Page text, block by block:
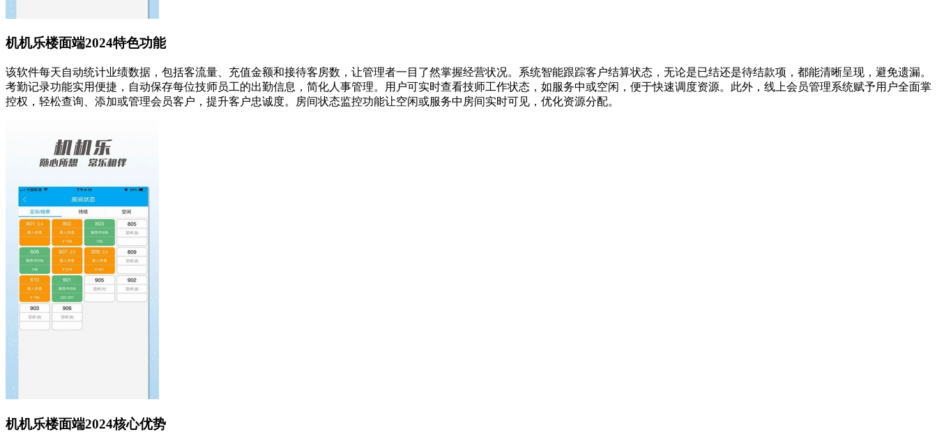
机机乐楼面端2024特色功能
该软件每天自动统计业绩数据，包括客流量、充值金额和接待客房数，让管理者一目了然掌握经营状况。系统智能跟踪客户结算状态，无论是已结还是待结款项，都能清晰呈现，避免遗漏。
考勤记录功能实用便捷，自动保存每位技师员工的出勤信息，简化人事管理。用户可实时查看技师工作状态，如服务中或空闲，便于快速调度资源。此外，线上会员管理系统赋予用户全面掌
控权，轻松查询、添加或管理会员客户，提升客户忠诚度。房间状态监控功能让空闲或服务中房间实时可见，优化资源分配。
机机乐楼面端2024核心优势